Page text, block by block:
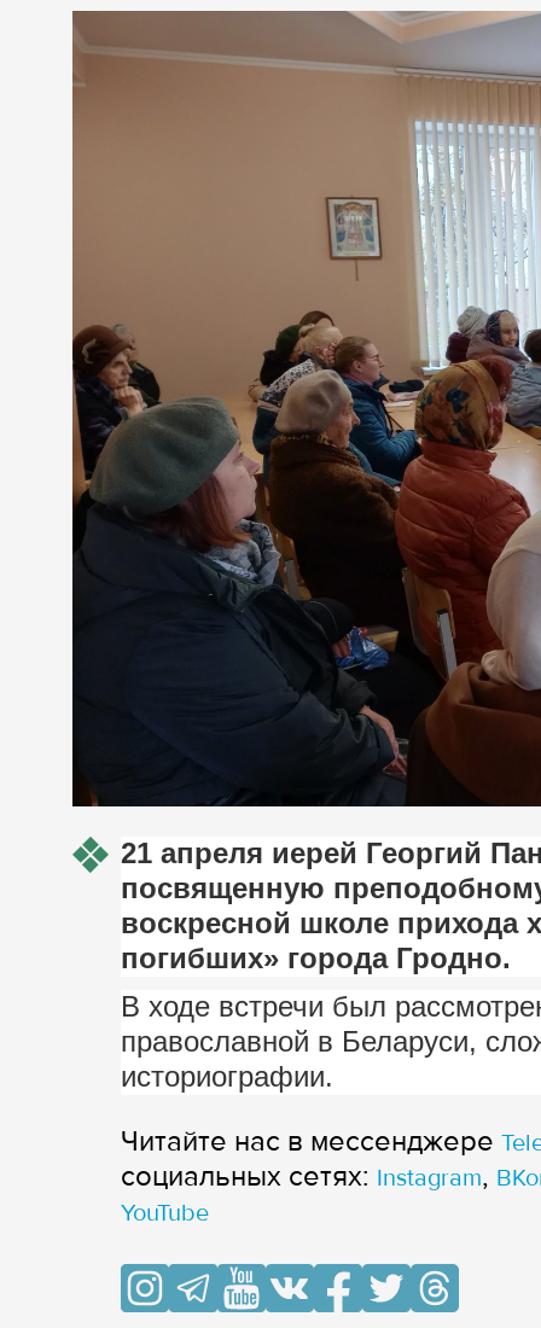
21 апреля иерей Георгий
посвященную
воскресной школе
погибших» города Гродно.
В ходе встречи был
православной в Беларуси,
историографии.
Читайте нас в мессенджере
cоциальных сетях: Instagram,
YouTube